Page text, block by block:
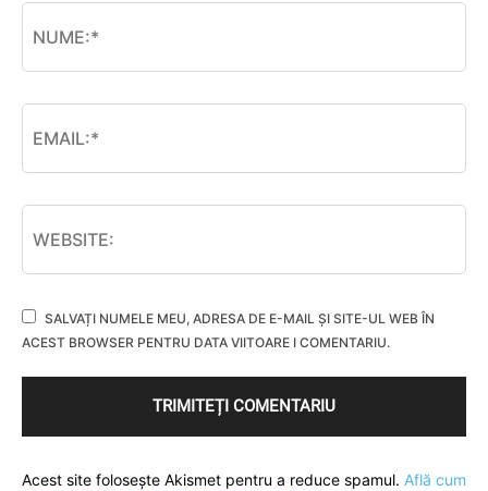
SALVAȚI NUMELE MEU, ADRESA DE E-MAIL ȘI SITE-UL WEB ÎN
ACEST BROWSER PENTRU DATA VIITOARE I COMENTARIU.
Acest site folosește Akismet pentru a reduce spamul. Află cum